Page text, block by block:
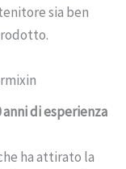
sia ben
anni di esperienza
ha attirato la